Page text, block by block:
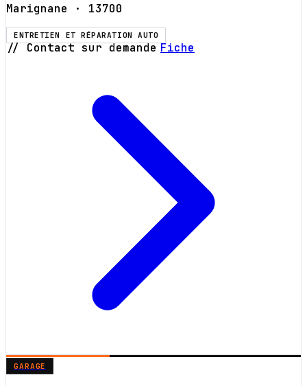
Marignane · 13700
ENTRETIEN ET RÉPARATION AUTO
// Contact sur demande Fiche
GARAGE